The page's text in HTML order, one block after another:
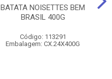
BATATA NOISETTES BEM
BRASIL 400G
Código: 113291
Embalagem: CX.24X400G